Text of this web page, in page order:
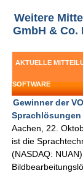
Weitere
GmbH & Co.
AKTUELLE
SOFTWARE
Gewinner der
Sprachlösungen
Aachen, 22.
ist die
(NASDAQ: